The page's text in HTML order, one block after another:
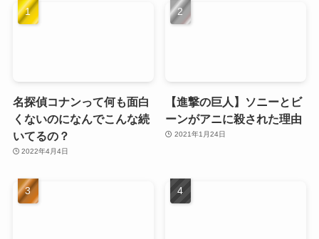
名探偵コナンって何も面白
くないのになんでこんな続
いてるの？
2022年4月4日
【進撃の巨人】ソニーとビ
ーンがアニに殺された理由
2021年1月24日